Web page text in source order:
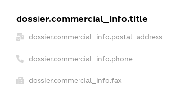
dossier.commercial_info.title
dossier.commercial_info.postal_address
dossier.commercial_info.phone
dossier.commercial_info.fax